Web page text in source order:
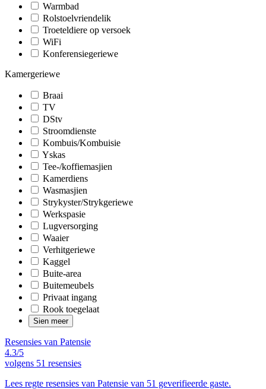
Warmbad
Rolstoelvriendelik
Troeteldiere op versoek
WiFi
Konferensiegeriewe
Kamergeriewe
Braai
TV
DStv
Stroomdienste
Kombuis/Kombuisie
Yskas
Tee-/koffiemasjien
Kamerdiens
Wasmasjien
Strykyster/Strykgeriewe
Werkspasie
Lugversorging
Waaier
Verhitgeriewe
Kaggel
Buite-area
Buitemeubels
Privaat ingang
Rook toegelaat
Sien meer
Resensies van Patensie
4.3/5
volgens 51 resensies
Lees regte resensies van Patensie van 51 geverifieerde gaste.